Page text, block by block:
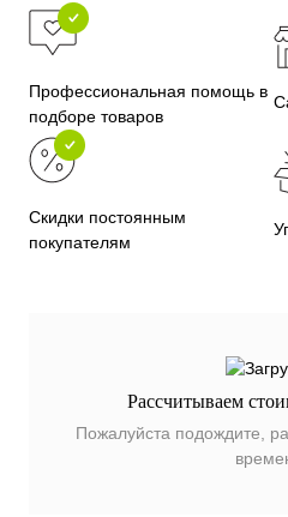
Профессиональная помощь в
подборе товаров
Скидки постоянным
покупателям
Рассчитываем
Пожалуйста подождите,